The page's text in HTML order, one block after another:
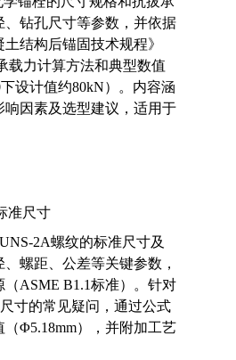
、钻孔尺寸等参数，并依据
结构后锚固技术规程》
载力计算方法和典型数值
下设计值约80kN）。内容涵
响因素及选型建议，适用于
准尺寸
2A螺纹的标准尺寸及
螺距、公差等关键参数，
ASME B1.1标准）。针对
寸的常见疑问，通过公式
Φ5.18mm），并附加工艺